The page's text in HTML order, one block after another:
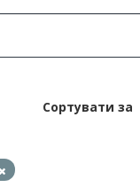
Сортувати за